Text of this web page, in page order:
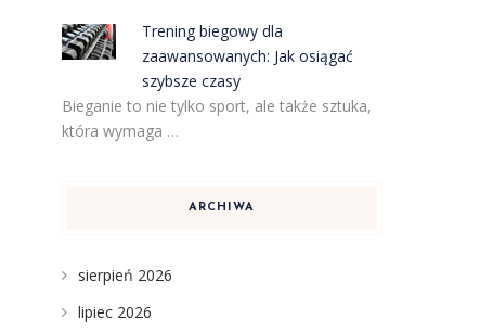
Trening biegowy dla
zaawansowanych: Jak osiągać
szybsze czasy
Bieganie to nie tylko sport, ale także sztuka,
która wymaga …
ARCHIWA
sierpień 2026
lipiec 2026